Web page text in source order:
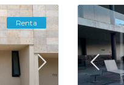
Renta